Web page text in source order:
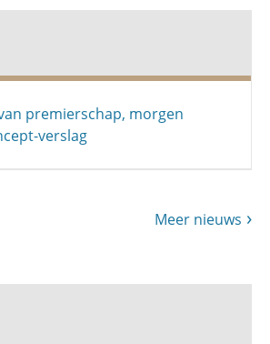
premierschap, morgen
verslag
Meer nieuws